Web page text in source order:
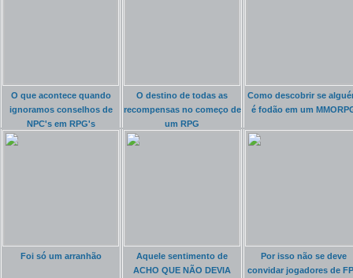
O que acontece quando
ignoramos conselhos de
NPC's em RPG's
O destino de todas as
recompensas no começo de
um RPG
Como descobrir se
é fodão em um
Foi só um arranhão
Aquele sentimento de
ACHO QUE NÃO DEVIA
Por isso não se deve
convidar jogadores de